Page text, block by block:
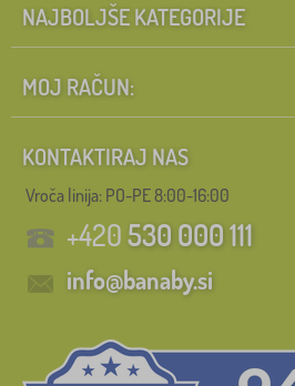
NAJBOLJŠE KATEGORIJE
MOJ RAČUN:
KONTAKTIRAJ NAS
Vroča linija: PO-PE 8:00-16:00
+420530 000 111
info@banaby.si